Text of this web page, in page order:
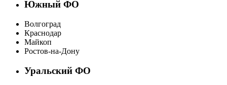
Южный ФО
Волгоград
Краснодар
Майкоп
Ростов-на-Дону
Уральский ФО